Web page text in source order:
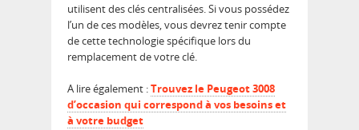
utilisent des clés centralisées. Si vous possédez
l’un de ces modèles, vous devrez tenir compte
de cette technologie spécifique lors du
remplacement de votre clé.
A lire également :Trouvez le Peugeot 3008
d’occasion qui correspond à vos besoins et
à votre budget